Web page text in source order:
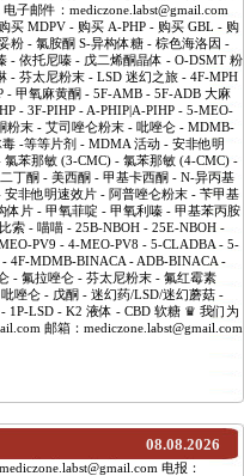
子邮件：mediczone.labst@gmail.com
买 MDPV - 购买 A-PHP - 购买 GBL - 购
粉 - 氯胺酮 S-异构体糖 - 棕色海洛因 -
- 依托尼嗪 - 戊二烯酮晶体 - O-DSMT 粉
- 芬太尼粉末 - LSD 迷幻之旅 - 4F-MPH
- 甲氧麻黄酮 - 5F-AMB - 5F-ADB 大麻
- 3F-PIHP - A-PHIP|A-PIHP - 5-MEO-
粉末 - 艾司唑仑粉末 - 吡唑仑 - MDMB-
-等等片剂 - MDMA 活动 - 安非他明
苯那敏 (3-CMC) - 氯苯那敏 (4-CMC) -
丁酮 - 美西酮 - 甲基卡西酮 - N-异丙基
非他明速效片 - 阿普唑仑粉末 - 苄甲基
体片 - 甲氧菲啶 - 甲氧利嗪 - 甲基苯丙胺
索 - 喵喵 - 25B-NBOH - 25E-NBOH -
PV9 - 4-MEO-PV8 - 5-CLADBA - 5-
4F-MDMB-BINACA - ADB-BINACA -
- 氟拉唑仑 - 芬太尼粉末 - 氟红霉素
唑仑 - 戊酮 - 迷幻药/LSD/迷幻蘑菇 -
1P-LSD - K2 液体 - CBD 软糖 ♛ 我们为
邮箱：mediczone.labst@gmail.com
08.08.2026
电报：